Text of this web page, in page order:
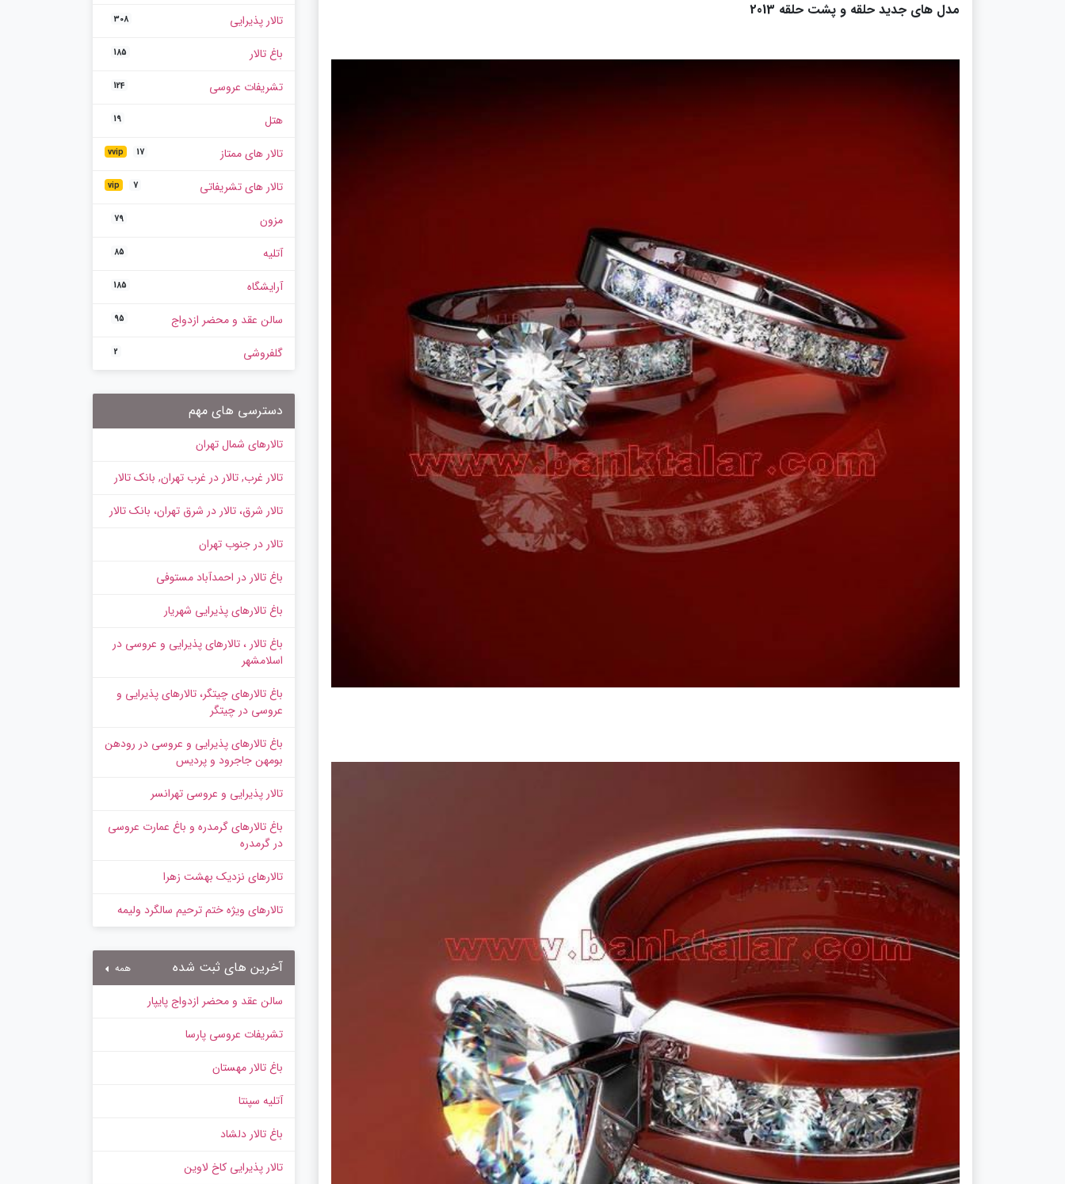
مدل های جدید حلقه و پشت حلقه 2013
تالار پذیرایی 308
باغ تالار 185
تشریفات عروسی 124
هتل 19
تالار های ممتاز vvip 17
تالار های تشریفاتی vip 7
مزون 79
آتلیه 85
آرایشگاه 185
سالن عقد و محضر ازدواج 95
گلفروشی 2
دسترسی های مهم
تالارهای شمال تهران
تالار غرب, تالار در غرب تهران, بانک تالار
تالار شرق، تالار در شرق تهران، بانک تالار
تالار در جنوب تهران
باغ تالار در احمدآباد مستوفی
باغ تالارهای پذیرایی شهریار
باغ تالار ، تالارهای پذیرایی و عروسی در
اسلامشهر
باغ تالارهای چیتگر، تالارهای پذیرایی و
عروسی در چیتگر
باغ تالارهای پذیرایی و عروسی در رودهن
بومهن جاجرود و پردیس
تالار پذیرایی و عروسی تهرانسر
باغ تالارهای گرمدره و باغ عمارت عروسی
در گرمدره
تالارهای نزدیک بهشت زهرا
تالارهای ویژه ختم ترحیم سالگرد ولیمه
آخرین های ثبت شده همه
سالن عقد و محضر ازدواج پایپار
تشریفات عروسی پارسا
باغ تالار مهستان
آتلیه سپنتا
باغ تالار دلشاد
تالار پذیرایی کاخ لاوین